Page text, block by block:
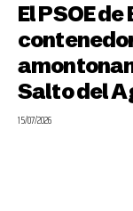
El PSOE
Salto del
15/07/2026